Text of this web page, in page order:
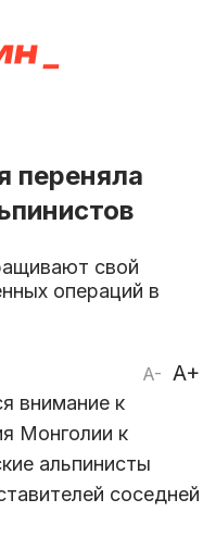
переняла
свой
операций в
A- A+
внимание к
Монголии к
альпинисты
соседней